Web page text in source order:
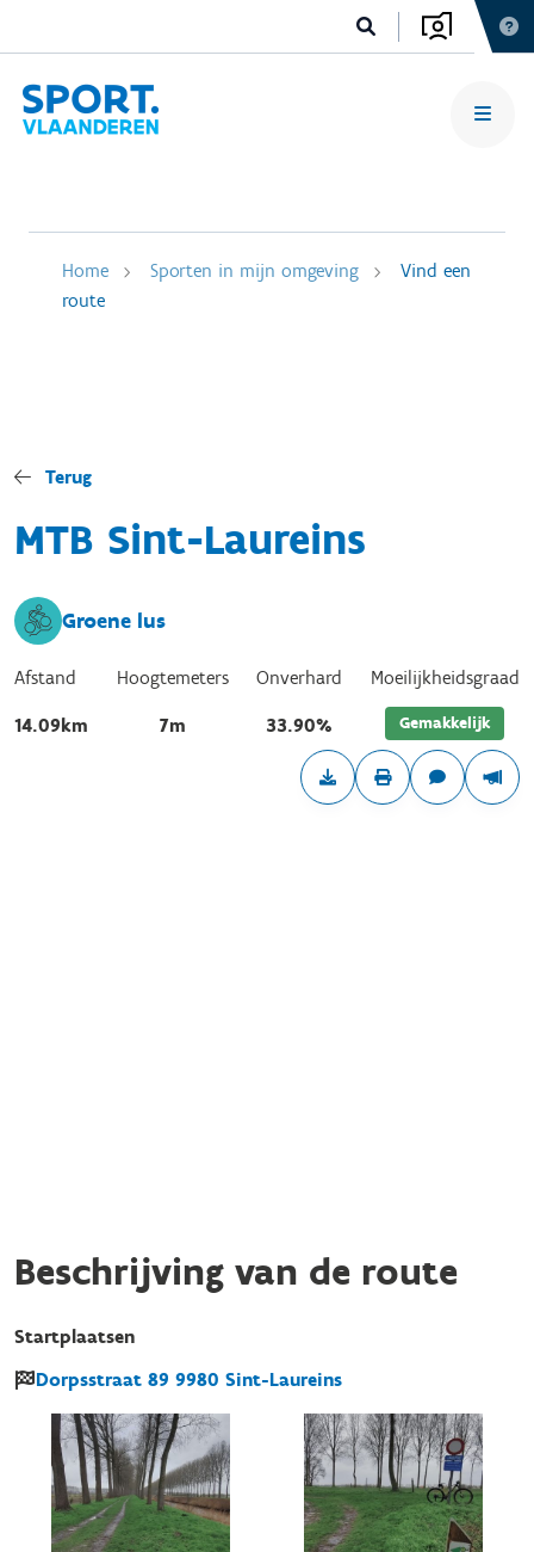
Home Sporten in mijn omgeving
Vind een
route
Terug
MTB Sint-Laureins
Groene lus
Afstand
14.09km
Hoogtemeters
7m
Onverhard
33.90%
Moeilijkheidsgraad
Gemakkelijk
Beschrijving van de route
Startplaatsen
Dorpsstraat 89 9980 Sint-Laureins